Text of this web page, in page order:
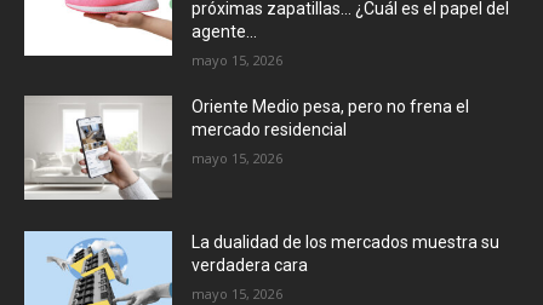
próximas zapatillas… ¿Cuál es el papel del
agente...
mayo 15, 2026
Oriente Medio pesa, pero no frena el
mercado residencial
mayo 15, 2026
La dualidad de los mercados muestra su
verdadera cara
mayo 15, 2026